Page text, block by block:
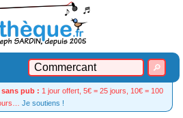
pub : 1 jour offert, 5€ = 25 jours, 10€ = 100
Je soutiens !